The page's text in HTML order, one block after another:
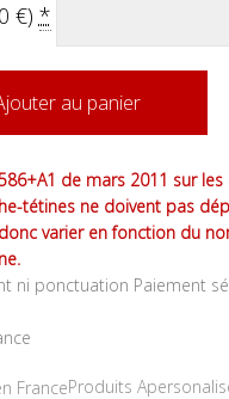
€) *
au panier
de mars 2011 sur
tétines ne doivent pas
varier en fonction du
ni ponctuation Paiement
Produits